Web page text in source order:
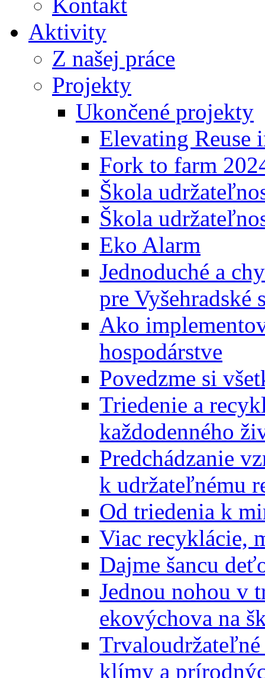
Aktivity
Z našej práce
Projekty
Ukončené projekty
Elevating Reuse
Fork to farm
Škola
Škola
Eko Alarm
Jednoduché a
pre Vyšehradské
Ako
hospodárstve
Povedzme si
Triedenie a
každodenného
Predchádzanie
k udržateľnému
Od triedenia k
Viac recyklácie,
Dajme šancu
Jednou nohou v
ekovýchova na
klímy a